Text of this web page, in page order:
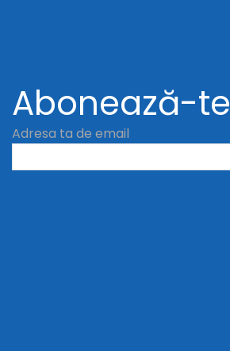
Abonează-te
Adresa ta de email